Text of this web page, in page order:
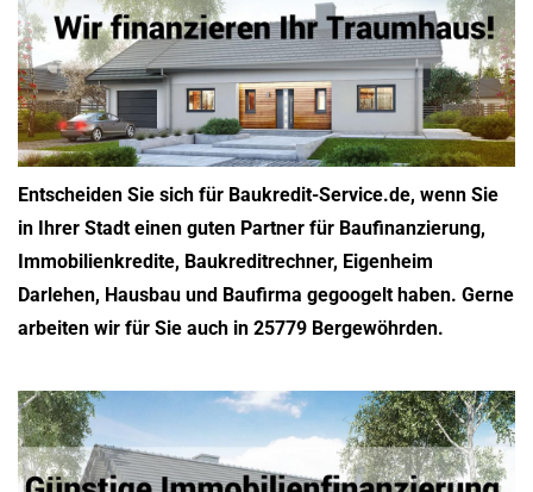
Entscheiden Sie sich für Baukredit-Service.de, wenn Sie
in Ihrer Stadt einen guten Partner für Baufinanzierung,
Immobilienkredite, Baukreditrechner, Eigenheim
Darlehen, Hausbau und Baufirma gegoogelt haben. Gerne
arbeiten wir für Sie auch in 25779 Bergewöhrden.